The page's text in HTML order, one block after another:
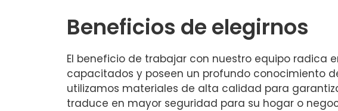
Beneficios de elegirnos
El beneficio de trabajar con nuestro equipo radica
capacitados y poseen un profundo conocimiento
utilizamos materiales de alta calidad para
traduce en mayor seguridad para su hogar o